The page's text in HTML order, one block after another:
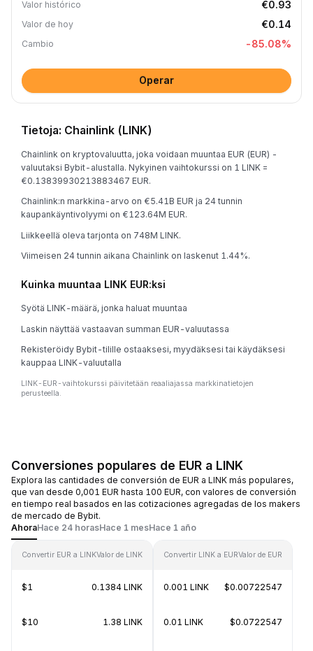
Valor histórico €0.93
Valor de hoy €0.14
Cambio -85.08%
Operar
Tietoja: Chainlink (LINK)
Chainlink on kryptovaluutta, joka voidaan muuntaa EUR (EUR) -
valuutaksi Bybit-alustalla. Nykyinen vaihtokurssi on 1 LINK =
€0.13839930213883467 EUR.
Chainlink:n markkina-arvo on €5.41B EUR ja 24 tunnin
kaupankäyntivolyymi on €123.64M EUR.
Liikkeellä oleva tarjonta on 748M LINK.
Viimeisen 24 tunnin aikana Chainlink on laskenut 1.44%.
Kuinka muuntaa LINK EUR:ksi
Syötä LINK-määrä, jonka haluat muuntaa
Laskin näyttää vastaavan summan EUR-valuutassa
Rekisteröidy Bybit-tilille ostaaksesi, myydäksesi tai käydäksesi
kauppaa LINK-valuutalla
LINK-EUR-vaihtokurssi päivitetään reaaliajassa markkinatietojen
perusteella.
Conversiones populares de EUR a LINK
Explora las cantidades de conversión de EUR a LINK más populares,
que van desde 0,001 EUR hasta 100 EUR, con valores de conversión
en tiempo real basados en las cotizaciones agregadas de los makers
de mercado de Bybit.
AhoraHace 24 horasHace 1 mesHace 1 año
Convertir EUR a LINKValor de LINK
$1 0.1384 LINK
$10 1.38 LINK
Convertir LINK a EURValor de EUR
0.001 LINK $0.00722547
0.01 LINK $0.0722547